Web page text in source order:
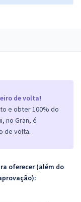
de volta!
e obter 100% do
no Gran, é
de volta.
oferecer (além do